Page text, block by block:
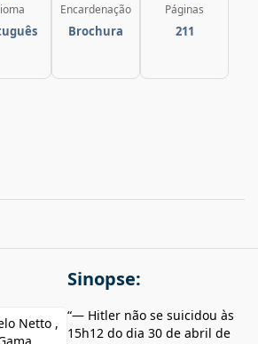
Encardenação
Brochura
Páginas
211
Netto ,
Sinopse:
“— Hitler não se suicidou às
15h12 do dia 30 de abril de